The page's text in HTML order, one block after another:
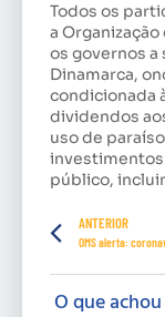
Todos os
a
os governos a
Dinamarca,
condicionada
dividendos
uso de
investimentos
público,
ANTERIOR
O que